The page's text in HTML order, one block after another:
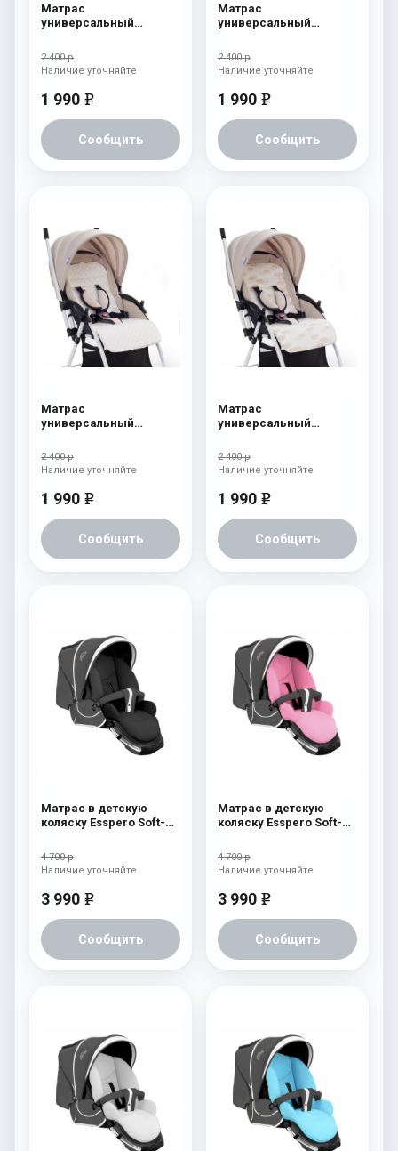
Матрас
универсальный
Star
2 400 р
1 990 e
Сообщить
Наличие уточняйте
Матрас
универсальный
Three Lines
2 400 р
1 990 e
Сообщить
Наличие уточняйте
Матрас
универсальный
Heart
2 400 р
1 990 e
Сообщить
Наличие уточняйте
Матрас
универсальный
Clouds
2 400 р
1 990 e
Сообщить
Наличие уточняйте
Матрас в детскую
коляску Esspero Soft-
4 700 р
3 990 e
Сообщить
Наличие уточняйте
Матрас в детскую
коляску Esspero Soft-
4 700 р
3 990 e
Сообщить
Наличие уточняйте